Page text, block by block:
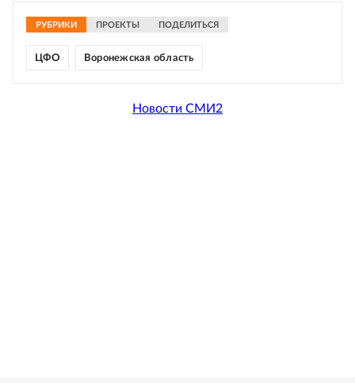
РУБРИКИ ПРОЕКТЫ ПОДЕЛИТЬСЯ
ЦФО Воронежская область
Новости СМИ2